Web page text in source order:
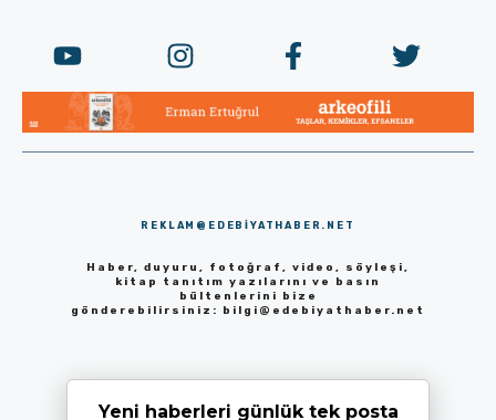
REKLAM@EDEBIYATHABER.NET
Haber, duyuru, fotoğraf, video, söyleşi,
kitap tanıtım yazılarını ve basın
bültenlerini bize
gönderebilirsiniz: bilgi@edebiyathaber.net
Yeni haberleri günlük tek posta